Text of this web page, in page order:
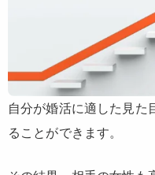
自分が婚活に適した見た
ることができます。